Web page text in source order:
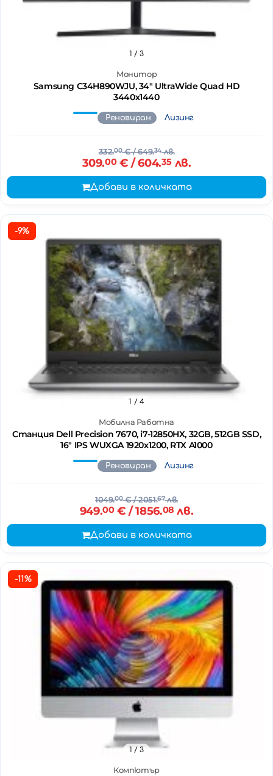
Монитор
Samsung C34H890WJU, 34" UltraWide Quad HD
3440х1440
1 / 3
Реновиран Лизинг
332.00€/ 649.34лв.
309.00€ / 604.35лв.
Добави в количката
-9%
Мобилна Работна
Станция Dell Precision 7670, i7-12850HX, 32GB, 512GB SSD,
16" IPS WUXGA 1920x1200, RTX A1000
1 / 4
Реновиран Лизинг
1049.00€/ 2051.67лв.
949.00€ / 1856.08 лв.
Добави в количката
-11%
Компютър
1 / 3